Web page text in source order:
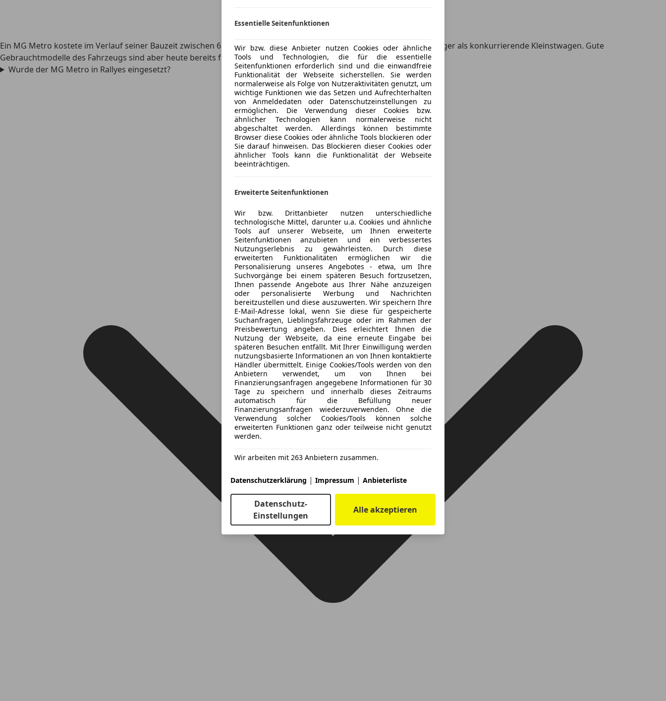
Ein MG Metro kostete im Verlauf seiner Bauzeit zwischen 6.500 und 11.000 Euro Neupreis und war damit etwas günstiger als konkurrierende Kleinstwagen. Gute
Gebrauchtmodelle des Fahrzeugs sind aber heute bereits für zwischen 1.500 und 2.500 Euro zu haben.
Wurde der MG Metro in Rallyes eingesetzt?
Essentielle Seitenfunktionen
Wir bzw. diese Anbieter nutzen Cookies oder ähnliche
Tools und Technologien, die für die essentielle
Seitenfunktionen erforderlich sind und die einwandfreie
Funktionalität der Webseite sicherstellen. Sie werden
normalerweise als Folge von Nutzeraktivitäten genutzt, um
wichtige Funktionen wie das Setzen und Aufrechterhalten
von Anmeldedaten oder Datenschutzeinstellungen zu
ermöglichen. Die Verwendung dieser Cookies bzw.
ähnlicher Technologien kann normalerweise nicht
abgeschaltet werden. Allerdings können bestimmte
Browser diese Cookies oder ähnliche Tools blockieren oder
Sie darauf hinweisen. Das Blockieren dieser Cookies oder
ähnlicher Tools kann die Funktionalität der Webseite
beeinträchtigen.
Erweiterte Seitenfunktionen
Wir bzw. Drittanbieter nutzen unterschiedliche
technologische Mittel, darunter u.a. Cookies und ähnliche
Tools auf unserer Webseite, um Ihnen erweiterte
Seitenfunktionen anzubieten und ein verbessertes
Nutzungserlebnis zu gewährleisten. Durch diese
erweiterten Funktionalitäten ermöglichen wir die
Personalisierung unseres Angebotes - etwa, um Ihre
Suchvorgänge bei einem späteren Besuch fortzusetzen,
Ihnen passende Angebote aus Ihrer Nähe anzuzeigen
oder personalisierte Werbung und Nachrichten
bereitzustellen und diese auszuwerten. Wir speichern Ihre
E-Mail-Adresse lokal, wenn Sie diese für gespeicherte
Suchanfragen, Lieblingsfahrzeuge oder im Rahmen der
Preisbewertung angeben. Dies erleichtert Ihnen die
Nutzung der Webseite, da eine erneute Eingabe bei
späteren Besuchen entfällt. Mit Ihrer Einwilligung werden
nutzungsbasierte Informationen an von Ihnen kontaktierte
Händler übermittelt. Einige Cookies/Tools werden von den
Anbietern verwendet, um von Ihnen bei
Finanzierungsanfragen angegebene Informationen für 30
Tage zu speichern und innerhalb dieses Zeitraums
automatisch für die Befüllung neuer
Finanzierungsanfragen wiederzuverwenden. Ohne die
Verwendung solcher Cookies/Tools können solche
erweiterten Funktionen ganz oder teilweise nicht genutzt
werden.
Wir arbeiten mit 263 Anbietern zusammen.
Datenschutzerklärung | Impressum | Anbieterliste
Datenschutz-
Einstellungen
Alle akzeptieren